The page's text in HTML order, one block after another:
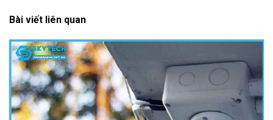
Bài viết liên quan